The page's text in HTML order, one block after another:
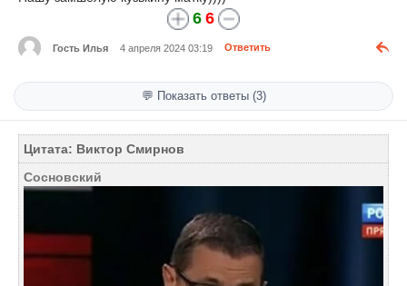
6 6
Гость Илья 4 апреля 2024 03:19 Ответить
💬 Показать ответы (3)
Цитата: Виктор Смирнов
Сосновский